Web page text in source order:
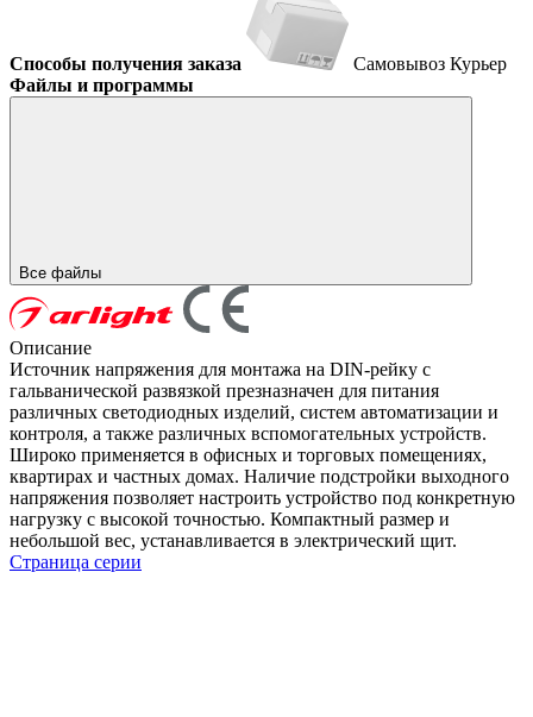
Способы получения заказа Самовывоз Курьер
Файлы и программы
Все файлы
Описание
Источник напряжения для монтажа на DIN-рейку с
гальванической развязкой презназначен для питания
различных светодиодных изделий, систем автоматизации и
контроля, а также различных вспомогательных устройств.
Широко применяется в офисных и торговых помещениях,
квартирах и частных домах. Наличие подстройки выходного
напряжения позволяет настроить устройство под конкретную
нагрузку с высокой точностью. Компактный размер и
небольшой вес, устанавливается в электрический щит.
Страница серии